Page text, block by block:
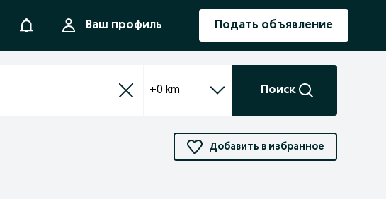
УведомленияВаш профиль Подать объявление
+0 km Поиск
Добавить в избранное